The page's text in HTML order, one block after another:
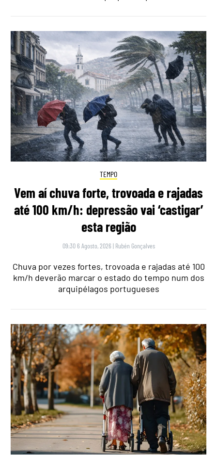
TEMPO
Vem aí chuva forte, trovoada e rajadas
até 100 km/h: depressão vai ‘castigar’
esta região
09:30 6 Agosto, 2026 | Rubén Gonçalves
Chuva por vezes fortes, trovoada e rajadas até 100
km/h deverão marcar o estado do tempo num dos
arquipélagos portugueses